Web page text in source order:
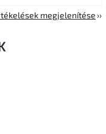
megjelenítése